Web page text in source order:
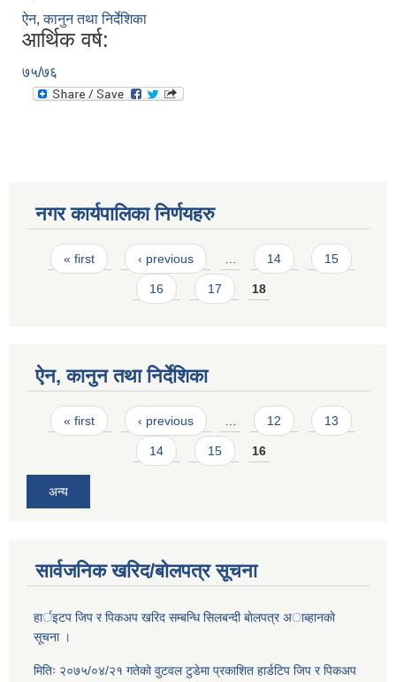
ऐन, कानुन तथा निर्देशिका
आर्थिक वर्ष:
७५/७६
नगर कार्यपालिका निर्णयहरु
Pages
« first ‹ previous … 14 15
16 17 18
ऐन, कानुन तथा निर्देशिका
Pages
« first ‹ previous 12 13
14 15 16
अन्य
सार्वजनिक खरिद/बोलपत्र सूचना
हार्इटप जिप र पिकअप खरिद सम्बन्धि सिलबन्दी बाेलपत्र अाब्हानकाे
सूचना ।
मितिः २०७५/०४/२१ गतेकाे वुटवल टुडेमा प्रकाशित हार्डटिप जिप र पिकअप